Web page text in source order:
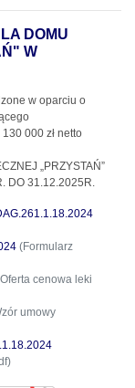
DOMU
W
w oparciu o
000 zł netto
„PRZYSTAŃ”
DO 31.12.2025R.
(Formularz
cenowa leki
umowy